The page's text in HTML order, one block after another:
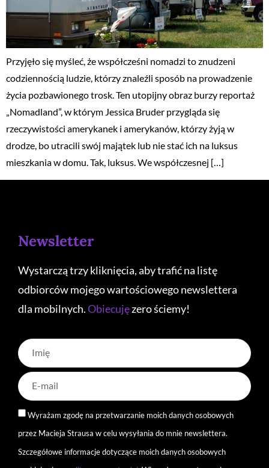
Przyjęło się myśleć, że współcześni nomadzi to znudzeni
codziennością ludzie, którzy znaleźli sposób na prowadzenie
życia pozbawionego trosk. Ten utopijny obraz burzy reportaż
„Nomadland”, w którym Jessica Bruder przygląda się
rzeczywistości amerykanek i amerykanów, którzy żyją w
drodze, bo utracili swój majątek lub nie stać ich na luksus
mieszkania w domu. Tak, luksus. We współczesnej […]
Newsletter
Wystarczą trzy kliknięcia, aby trafić na listę
odbiorców mojego wartościowego newslettera
dla mobilnych.Obiecujęzero ściemy!
Wyrażam zgodę na przetwarzanie moich danych osobowych
przez Macieja Strausa w celu wysyłania do mnie newslettera.
Szczegółowe informacje dotyczące moich danych osobowych